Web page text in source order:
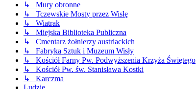
↳ Mury obronne
↳ Tczewskie Mosty przez Wisłę
↳ Wiatrak
↳ Miejska Biblioteka Publiczna
↳ Cmentarz żołnierzy austriackich
↳ Fabryka Sztuk i Muzeum Wisły
↳ Kościół Farny Pw. Podwyższenia Krzyża Świętego
↳ Kościół Pw. św. Stanisława Kostki
↳ Karczma